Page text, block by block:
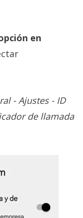
en
- Ajustes - ID
de llamada